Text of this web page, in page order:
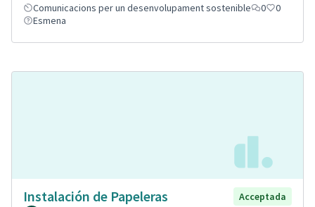
Comunicacions per un desenvolupament sostenible
0
0
Esmena
Instalación de Papeleras
Acceptada